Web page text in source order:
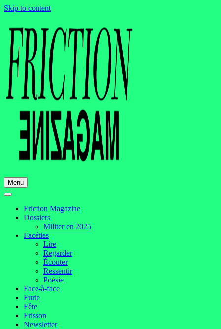
Skip to content
Menu
Friction Magazine
Dossiers
Militer en 2025
Facéties
Lire
Regarder
Écouter
Ressentir
Poésie
Face-à-face
Furie
Fête
Frisson
Newsletter